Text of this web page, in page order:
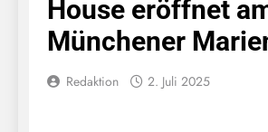
House eröffnet
Münchener
Redaktion 2. Juli 2025